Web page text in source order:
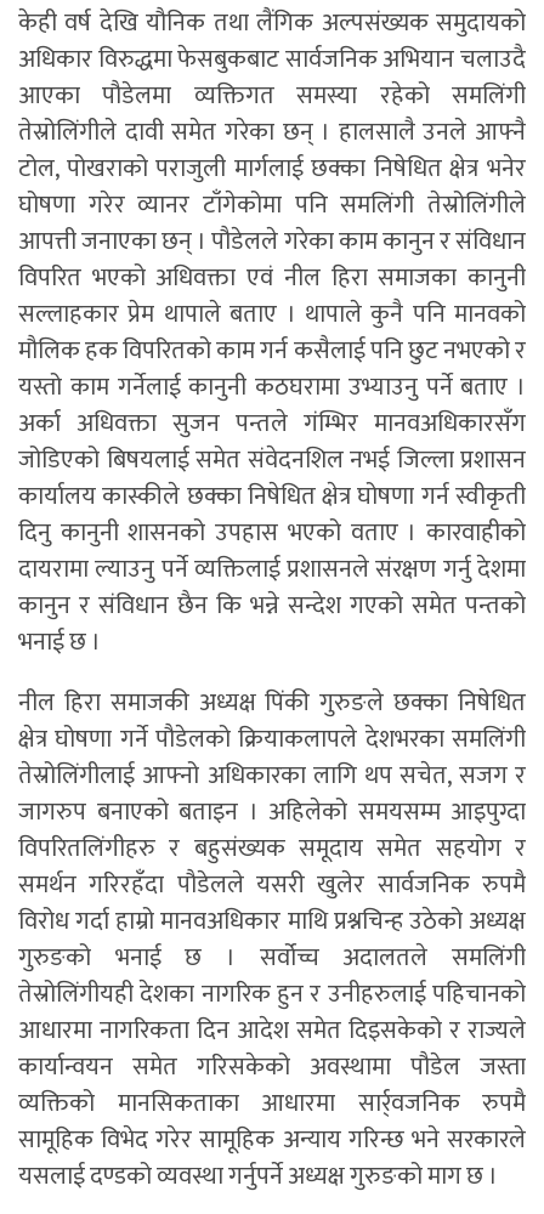
केही वर्ष देखि यौनिक तथा लैंगिक अल्पसंख्यक समुदायको
अधिकार विरुद्धमा फेसबुकबाट सार्वजनिक अभियान चलाउदै
आएका पौडेलमा व्यक्तिगत समस्या रहेको समलिंगी
तेस्रोलिंगीले दावी समेत गरेका छन् । हालसालै उनले आफ्नै
टोल, पोखराको पराजुली मार्गलाई छक्का निषेधित क्षेत्र भनेर
घोषणा गरेर व्यानर टाँगेकोमा पनि समलिंगी तेस्रोलिंगीले
आपत्ती जनाएका छन् । पौडेलले गरेका काम कानुन र संविधान
विपरित भएको अधिवक्ता एवं नील हिरा समाजका कानुनी
सल्लाहकार प्रेम थापाले बताए । थापाले कुनै पनि मानवको
मौलिक हक विपरितको काम गर्न कसैलाई पनि छुट नभएको र
यस्तो काम गर्नेलाई कानुनी कठघरामा उभ्याउनु पर्ने बताए ।
अर्का अधिवक्ता सुजन पन्तले गंम्भिर मानवअधिकारसँग
जोडिएको बिषयलाई समेत संवेदनशिल नभई जिल्ला प्रशासन
कार्यालय कास्कीले छक्का निषेधित क्षेत्र घोषणा गर्न स्वीकृती
दिनु कानुनी शासनको उपहास भएको वताए । कारवाहीको
दायरामा ल्याउनु पर्ने व्यक्तिलाई प्रशासनले संरक्षण गर्नु देशमा
कानुन र संविधान छैन कि भन्ने सन्देश गएको समेत पन्तको
भनाई छ ।
नील हिरा समाजकी अध्यक्ष पिंकी गुरुङले छक्का निषेधित
क्षेत्र घोषणा गर्ने पौडेलको क्रियाकलापले देशभरका समलिंगी
तेस्रोलिंगीलाई आफ्नो अधिकारका लागि थप सचेत, सजग र
जागरुप बनाएको बताइन । अहिलेको समयसम्म आइपुग्दा
विपरितलिंगीहरु र बहुसंख्यक समूदाय समेत सहयोग र
समर्थन गरिरहँदा पौडेलले यसरी खुलेर सार्वजनिक रुपमै
विरोध गर्दा हाम्रो मानवअधिकार माथि प्रश्नचिन्ह उठेको अध्यक्ष
गुरुङको भनाई छ । सर्वोच्च अदालतले समलिंगी
तेस्रोलिंगीयही देशका नागरिक हुन र उनीहरुलाई पहिचानको
आधारमा नागरिकता दिन आदेश समेत दिइसकेको र राज्यले
कार्यान्वयन समेत गरिसकेको अवस्थामा पौडेल जस्ता
व्यक्तिको मानसिकताका आधारमा सार्र्वजनिक रुपमै
सामूहिक विभेद गरेर सामूहिक अन्याय गरिन्छ भने सरकारले
यसलाई दण्डको व्यवस्था गर्नुपर्ने अध्यक्ष गुरुङको माग छ ।